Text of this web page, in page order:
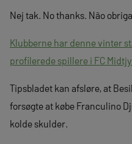
Nej tak. No thanks. Não
Klubberne har denne vinter
profilerede spillere i FC
Tipsbladet kan afsløre, at
forsøgte at købe Franculino
kolde skulder.